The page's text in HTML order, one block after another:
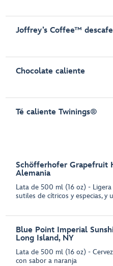
Joffrey’s Coffee™
Chocolate caliente
Té caliente Twinings®
Schöfferhofer Grapefruit
Alemania
Lata de 500 ml (16 oz) -
sutiles de cítricos y especias, y
Blue Point Imperial
Long Island, NY
Lata de 500 ml (16 oz) -
con sabor a naranja